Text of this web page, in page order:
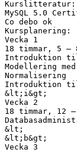
MySQL 5.0
Co debo ok
Kursplanering:
Vecka 1
18 timmar, 5 –
Introduktion
Modellering med
Normalisering
Introduktion
&lt;i&gt;
Vecka 2
18 timmar, 12
&lt;
&lt;b&gt;
Vecka 3